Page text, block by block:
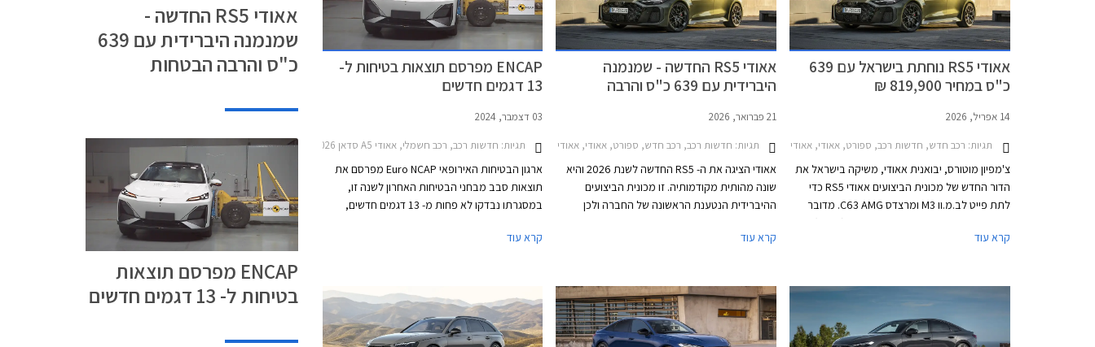
אאודי RS5 נוחתת בישראל עם 639
כ"ס במחיר 819,900 ₪
14 אפריל, 2026
תגיות: רכב חדש, חדשות רכב, ספורט, אאודי, אאודי RS5 ספורטבק 2021-2024, אאודי RS5 סדאן 2026-2026מחירון רכב
צ'מפיון מוטורס, יבואנית אאודי, משיקה בישראל את
הדור החדש של מכונית הביצועים אאודי RS5 כדי
לתת פייט לב.מ.וו M3 ומרצדס C63 AMG. מדובר
האויבים הגדולים ביותר של כל מכונית ספורט. עם
זאת, אאודי מצאה פתרון טכנולוגי ומבטיחה התנהגות
כביש ההולמת את דגמי RS הודות לדיפרנציאל אחורי
קרא עוד
אאודי RS5 החדשה - שמנמנה
היברידית עם 639 כ"ס והרבה
21 פברואר, 2026
תגיות: חדשות רכב, רכב חדש, ספורט, אאודי, אאודי A5 סדאן 2024-2026אאודי RS5 סדאן 2026-2026
אאודי הציגה את ה- RS5 החדשה לשנת 2026 והיא
שונה מהותית מקודמותיה. זו מכונית הביצועים
ההיברידית הנטענת הראשונה של החברה ולכן
מתנצלת ומבטיחה התנהגות כביש חדה הודות
ההיברידית יש גם צדדים טובים כמו הספק אדיר של
639 כ"ס ומומנט חשמלי זמין בסל"ד נמוך
המאפשרים שיגור 0-100 קמ"ש תוך 3.6 שניות.
קרא עוד
ENCAP מפרסם תוצאות בטיחות ל-
13 דגמים חדשים
03 דצמבר, 2024
תגיות: חדשות רכב, רכב חשמלי, אאודי A5 סדאן 2024-2026, וולוו EX30 2024-2026, ליפמוטור C10 2024-2026, לקסוס LBX 2023-2026, מיני קאנטרימן 2024-2026סובארו פורסטר 2024-2026
ארגון הבטיחות האירופאי Euro NCAP מפרסם את
תוצאות סבב מבחני הבטיחות האחרון לשנה זו,
במסגרתו נבדקו לא פחות מ- 13 דגמים חדשים,
להגיע בקרוב. מרבית הדגמים בסבב זה זכו בציון
מערכות העזר לנהג ו- MG ZS הייבריד אשר לא
הרשים בסעיף ההגנה על הנוסעים.
קרא עוד
אאודי RS5 החדשה -
שמנמנה היברידית עם 639
כ"ס והרבה הבטחות
ENCAP מפרסם תוצאות
בטיחות ל- 13 דגמים חדשים